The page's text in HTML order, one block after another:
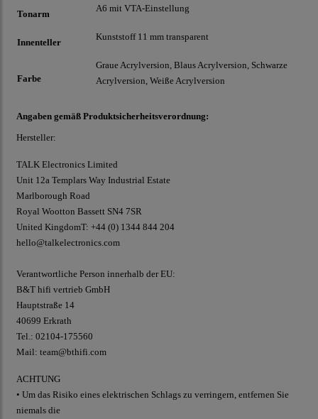
Tonarm
A6 mit VTA-Einstellung
Innenteller
Kunststoff 11 mm transparent
Farbe
Graue Acrylversion, Blaus Acrylversion, Schwarze
Acrylversion, Weiße Acrylversion
Angaben gemäß Produktsicherheitsverordnung:
Hersteller:
TALK Electronics Limited
Unit 12a Templars Way Industrial Estate
Marlborough Road
Royal Wootton Bassett SN4 7SR
United KingdomT: +44 (0) 1344 844 204
hello@talkelectronics.com
Verantwortliche Person innerhalb der EU:
B&T hifi vertrieb GmbH
Hauptstraße 14
40699 Erkrath
Tel.: 02104-175560
Mail: team@bthifi.com
ACHTUNG
• Um das Risiko eines elektrischen Schlags zu verringern, entfernen Sie
niemals die